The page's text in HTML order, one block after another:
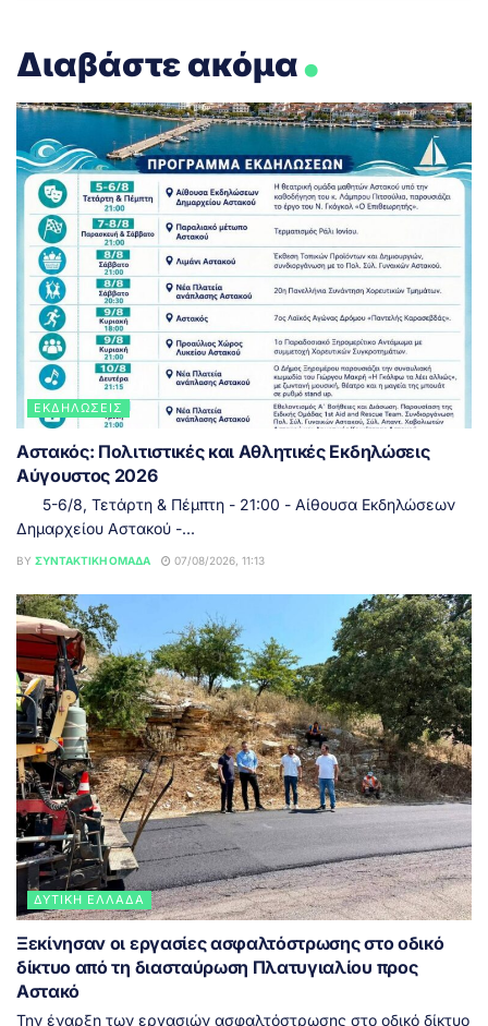
Διαβάστε ακόμα.
ΕΚΔΗΛΏΣΕΙΣ
Αστακός: Πολιτιστικές και Αθλητικές Εκδηλώσεις
Αύγουστος 2026
5-6/8, Τετάρτη & Πέμπτη - 21:00 - Αίθουσα Εκδηλώσεων
Δημαρχείου Αστακού -...
BY ΣΥΝΤΑΚΤΙΚΉ ΟΜΆΔΑ 07/08/2026, 11:13
ΔΥΤΙΚΉ ΕΛΛΆΔΑ
Ξεκίνησαν οι εργασίες ασφαλτόστρωσης στο οδικό
δίκτυο από τη διασταύρωση Πλατυγιαλίου προς
Αστακό
Την έναρξη των εργασιών ασφαλτόστρωσης στο οδικό δίκτυο